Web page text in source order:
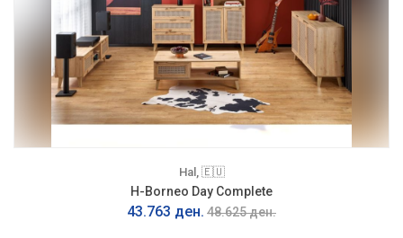
Hal, 🇪🇺
H-Borneo Day Complete
43.763 ден. 48.625 ден.